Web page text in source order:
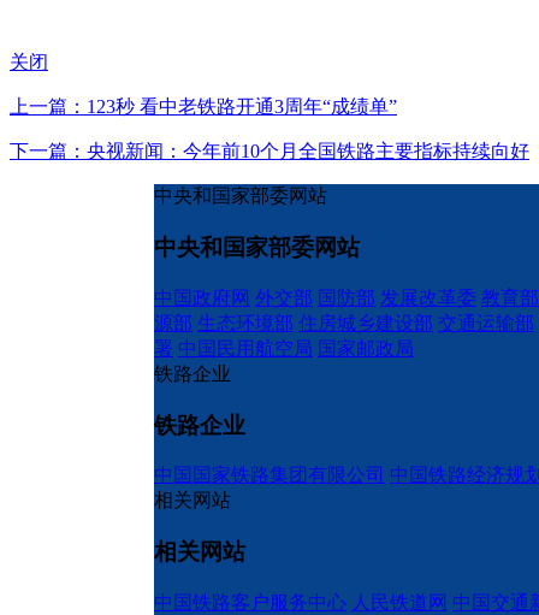
关闭
上一篇：123秒 看中老铁路开通3周年“成绩单”
下一篇：央视新闻：今年前10个月全国铁路主要指标持续向好
中央和国家部委网站
中央和国家部委网站
中国政府网 外交部 国防部 发展改革委 教育部
源部 生态环境部 住房城乡建设部 交通运输部
署 中国民用航空局 国家邮政局
铁路企业
铁路企业
中国国家铁路集团有限公司 中国铁路经济规
相关网站
相关网站
中国铁路客户服务中心 人民铁道网 中国交通